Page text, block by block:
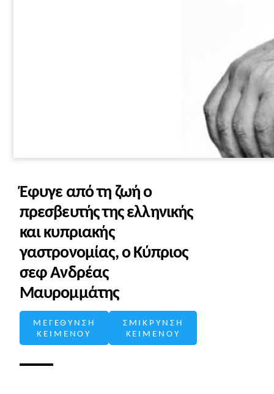
Έφυγε από τη ζωή ο
πρεσβευτής της ελληνικής
και κυπριακής
γαστρονομίας, ο Κύπριος
σεφ Ανδρέας
Μαυρομμάτης
ΜΕΓΕΘΥΝΣΗ
ΚΕΙΜΕΝΟΥ
ΣΜΙΚΡΥΝΣΗ
ΚΕΙΜΕΝΟΥ